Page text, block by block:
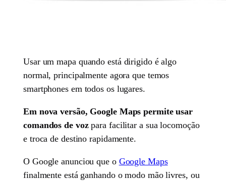
Usar um mapa quando está dirigido é algo
normal, principalmente agora que temos
smartphones em todos os lugares.
Em nova versão, Google Maps permite usar
comandos de vozpara facilitar a sua locomoção
e troca de destino rapidamente.
O Google anunciou que o Google Maps
finalmente está ganhando o modo mão livres, ou